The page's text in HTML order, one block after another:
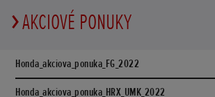
AKCIOVÉ PONUKY
Honda_akciova_ponuka_FG_2022
Honda_akciova_ponuka_HRX_UMK_2022